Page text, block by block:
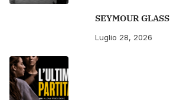
SEYMOUR GLASS
Luglio 28, 2026